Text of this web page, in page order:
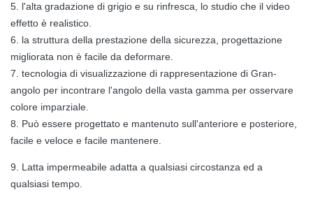
5. l'alta gradazione di grigio e su rinfresca, lo studio che il video
effetto è realistico.
6. la struttura della prestazione della sicurezza, progettazione
migliorata non è facile da deformare.
7. tecnologia di visualizzazione di rappresentazione di Gran-
angolo per incontrare l'angolo della vasta gamma per osservare
colore imparziale.
8. Può essere progettato e mantenuto sull'anteriore e posteriore,
facile e veloce e facile mantenere.
9. Latta impermeabile adatta a qualsiasi circostanza ed a
qualsiasi tempo.